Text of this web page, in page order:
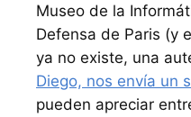
Museo de la
Defensa de Paris (y
ya no existe, una
Diego, nos envía un
pueden apreciar